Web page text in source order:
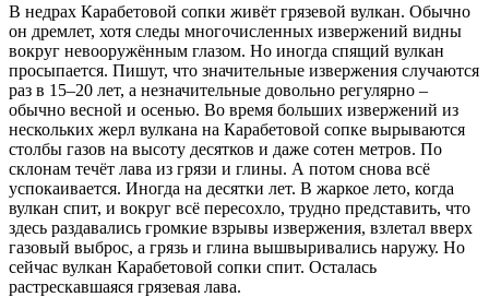
В недрах Карабетовой сопки живёт грязевой вулкан. Обычно
он дремлет, хотя следы многочисленных извержений видны
вокруг невооружённым глазом. Но иногда спящий вулкан
просыпается. Пишут, что значительные извержения случаются
раз в 15–20 лет, а незначительные довольно регулярно –
обычно весной и осенью. Во время больших извержений из
нескольких жерл вулкана на Карабетовой сопке вырываются
столбы газов на высоту десятков и даже сотен метров. По
склонам течёт лава из грязи и глины. А потом снова всё
успокаивается. Иногда на десятки лет. В жаркое лето, когда
вулкан спит, и вокруг всё пересохло, трудно представить, что
здесь раздавались громкие взрывы извержения, взлетал вверх
газовый выброс, а грязь и глина вышвыривались наружу. Но
сейчас вулкан Карабетовой сопки спит. Осталась
растрескавшаяся грязевая лава.